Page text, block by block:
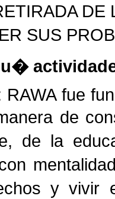
DE
SUS
RAWA fue
de
de la
y vivir